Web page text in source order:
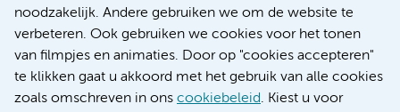
noodzakelijk. Andere gebruiken we om de website te
verbeteren. Ook gebruiken we cookies voor het tonen
van filmpjes en animaties. Door op "cookies accepteren"
te klikken gaat u akkoord met het gebruik van alle cookies
zoals omschreven in ons cookiebeleid. Kiest u voor
Research
Educatie locatie AMC
Educatie locatie VUmc